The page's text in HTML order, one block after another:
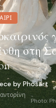
στη
by Phosart
Photo: